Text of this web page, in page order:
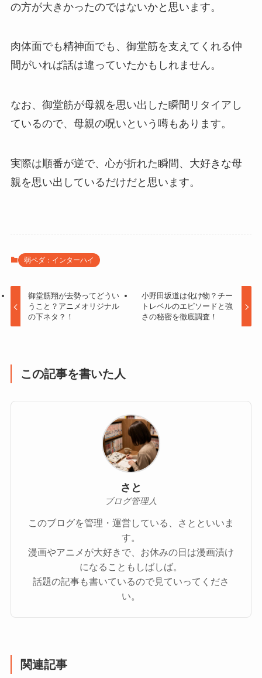
の方が大きかったのではないかと思います。
肉体面でも精神面でも、御堂筋を支えてくれる仲
間がいれば話は違っていたかもしれません。
なお、御堂筋が母親を思い出した瞬間リタイアし
ているので、母親の呪いという噂もあります。
実際は順番が逆で、心が折れた瞬間、大好きな母
親を思い出しているだけだと思います。
弱ペダ：インターハイ
御堂筋翔が去勢ってどうい
うこと？アニメオリジナル
の下ネタ？！
小野田坂道は化け物？チー
トレベルのエピソードと強
さの秘密を徹底調査！
この記事を書いた人
さと
ブログ管理人
このブログを管理・運営している、さとといいま
す。
漫画やアニメが大好きで、お休みの日は漫画漬け
になることもしばしば。
話題の記事も書いているので見ていってくださ
い。
関連記事